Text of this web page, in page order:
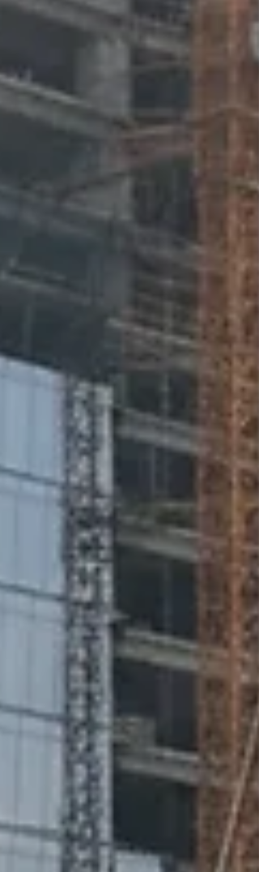
waterpark, resort, dan taman rekreasi memiliki
tingkat pemakaian toilet yang tinggi. Karena itu,
sistem sanitasi harus kuat, kedap, dan mampu
Sanitasi Jadi